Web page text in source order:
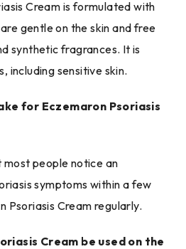
Cream is formulated with
gentle on the skin and free
synthetic fragrances. It is
including sensitive skin.
for Eczemaron Psoriasis
most people notice an
symptoms within a few
Psoriasis Cream regularly.
Cream be used on the